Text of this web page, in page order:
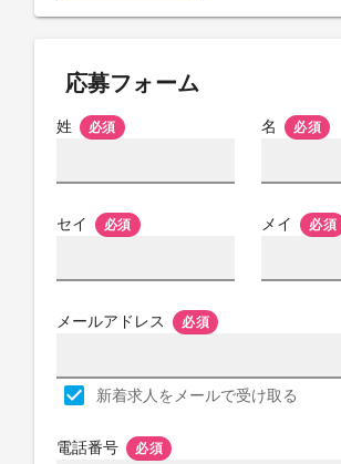
応募フォーム
姓 必須 名 必須
セイ 必須 メイ 必須
メールアドレス 必須
新着求人をメールで受け取る
電話番号 必須